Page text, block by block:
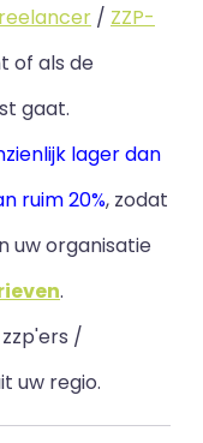
/ ZZP-
of als de
gaat.
lager dan
ruim 20%, zodat
uw organisatie
.
/
uw regio.